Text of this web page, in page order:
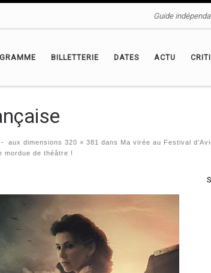
Guide
BILLETTERIE DATES ACTU
- aux dimensions 320 × 381 dans Ma virée au Festival
mordue de théâtre !
images